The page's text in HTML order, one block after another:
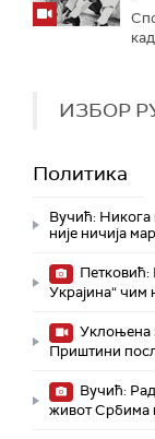
ИЗБОР
Политика
Вучић: Никога
није ничија
Украјина“ чим
Уклоњена
Приштини
Вучић:
живот Србима